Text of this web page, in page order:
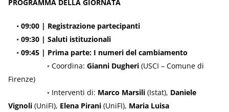
PROGRAMMA DELLA GIORNATA
• 09:00 | Registrazione partecipanti
• 09:30 | Saluti istituzionali
• 09:45 | Prima parte: I numeri del cambiamento
◦ Coordina: Gianni Dugheri (USCI – Comune di
Firenze)
◦ Interventi di: Marco Marsili (Istat), Daniele
Vignoli (UniFI), Elena Pirani (UniFI), Maria Luisa